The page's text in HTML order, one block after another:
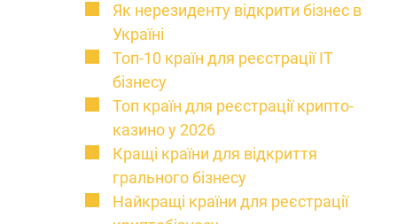
Як нерезиденту відкрити бізнес в
Україні
Топ-10 країн для реєстрації IT
бізнесу
Топ країн для реєстрації крипто-
казино у 2026
Кращі країни для відкриття
грального бізнесу
Найкращі країни для реєстрації